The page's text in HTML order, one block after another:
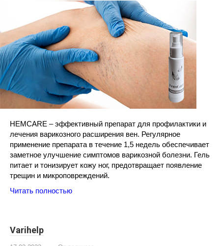
HEMCARE – эффективный препарат для профилактики и
лечения варикозного расширения вен. Регулярное
применение препарата в течение 1,5 недель обеспечивает
заметное улучшение симптомов варикозной болезни. Гель
питает и тонизирует кожу ног, предотвращает появление
трещин и микроповреждений.
Читать полностью
Varihelp